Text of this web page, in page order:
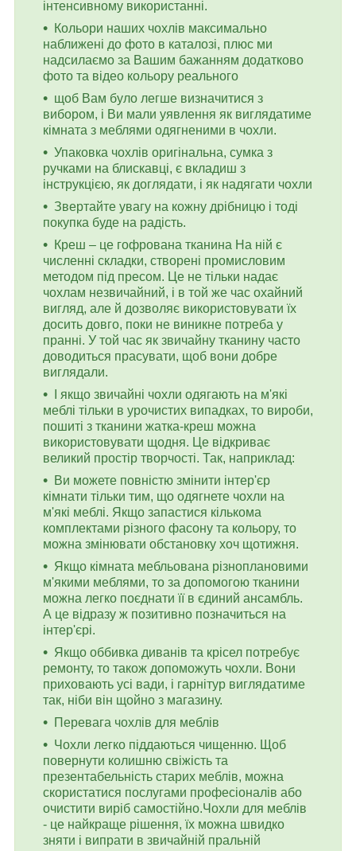
інтенсивному використанні.
Кольори наших чохлів максимально
наближені до фото в каталозі, плюс ми
надсилаємо за Вашим бажанням додатково
фото та відео кольору реального
щоб Вам було легше визначитися з
вибором, і Ви мали уявлення як виглядатиме
кімната з меблями одягненими в чохли.
Упаковка чохлів оригінальна, сумка з
ручками на блискавці, є вкладиш з
інструкцією, як доглядати, і як надягати чохли
Звертайте увагу на кожну дрібницю і тоді
покупка буде на радість.
Креш – це гофрована тканина На ній є
численні складки, створені промисловим
методом під пресом. Це не тільки надає
чохлам незвичайний, і в той же час охайний
вигляд, але й дозволяє використовувати їх
досить довго, поки не виникне потреба у
пранні. У той час як звичайну тканину часто
доводиться прасувати, щоб вони добре
виглядали.
І якщо звичайні чохли одягають на м'які
меблі тільки в урочистих випадках, то вироби,
пошиті з тканини жатка-креш можна
використовувати щодня. Це відкриває
великий простір творчості. Так, наприклад:
Ви можете повністю змінити інтер'єр
кімнати тільки тим, що одягнете чохли на
м'які меблі. Якщо запастися кількома
комплектами різного фасону та кольору, то
можна змінювати обстановку хоч щотижня.
Якщо кімната мебльована різноплановими
м'якими меблями, то за допомогою тканини
можна легко поєднати її в єдиний ансамбль.
А це відразу ж позитивно позначиться на
інтер'єрі.
Якщо оббивка диванів та крісел потребує
ремонту, то також допоможуть чохли. Вони
приховають усі вади, і гарнітур виглядатиме
так, ніби він щойно з магазину.
Перевага чохлів для меблів
Чохли легко піддаються чищенню. Щоб
повернути колишню свіжість та
презентабельність старих меблів, можна
скористатися послугами професіоналів або
очистити виріб самостійно.Чохли для меблів
- це найкраще рішення, їх можна швидко
зняти і випрати в звичайній пральній